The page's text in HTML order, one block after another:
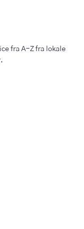
fra A-Z fra lokale